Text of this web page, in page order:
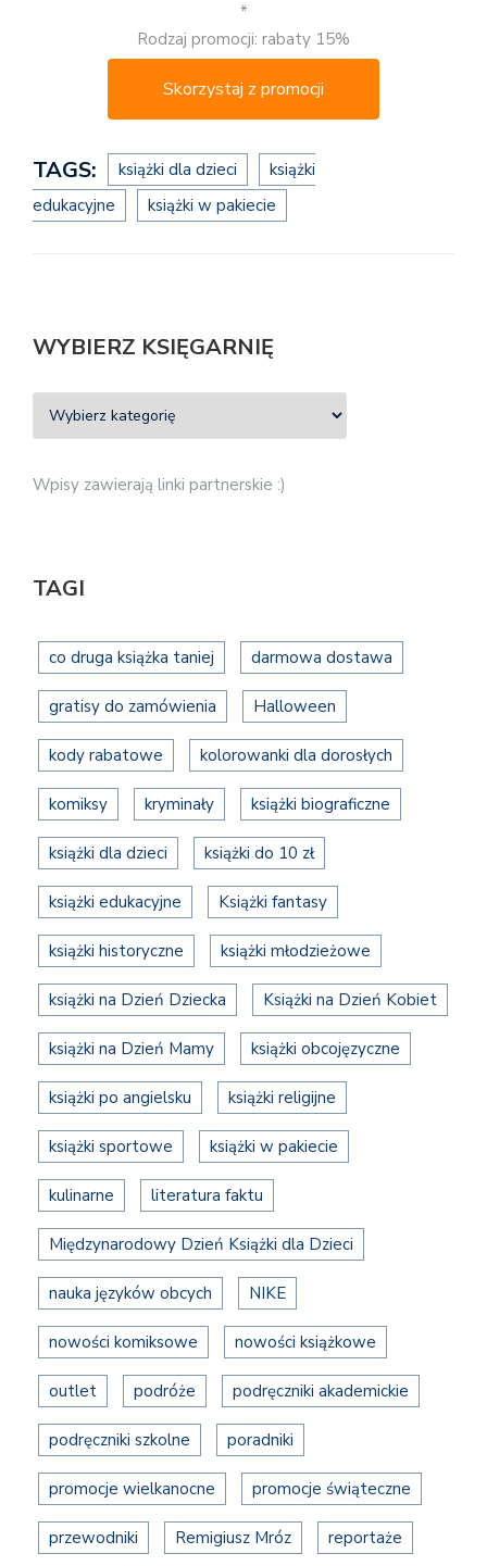
*
Rodzaj promocji: rabaty 15%
Skorzystaj z promocji
TAGS: książki dla dzieci
książki
edukacyjne
książki w pakiecie
WYBIERZ KSIĘGARNIĘ
Wpisy zawierają linki partnerskie :)
TAGI
co druga książka taniej darmowa dostawa
gratisy do zamówienia Halloween
kody rabatowe kolorowanki dla dorosłych
komiksy kryminały książki biograficzne
książki dla dzieci książki do 10 zł
książki edukacyjne Książki fantasy
książki historyczne książki młodzieżowe
książki na Dzień Dziecka Książki na Dzień Kobiet
książki na Dzień Mamy książki obcojęzyczne
książki po angielsku książki religijne
książki sportowe książki w pakiecie
kulinarne literatura faktu
Międzynarodowy Dzień Książki dla Dzieci
nauka języków obcych NIKE
nowości komiksowe nowości książkowe
outlet podróże podręczniki akademickie
podręczniki szkolne poradniki
promocje wielkanocne promocje świąteczne
przewodniki Remigiusz Mróz reportaże